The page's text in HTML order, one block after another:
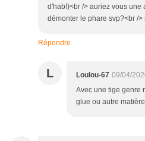
d'hab!)<br /> auriez vous une
démonter le phare svp?<br />
Répondre
L Loulou-67 09/04/
Avec une tige genre
glue ou autre